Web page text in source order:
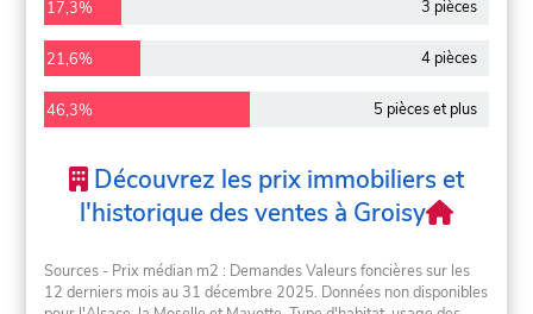
17,3% 3 pièces
21,6% 4 pièces
46,3% 5 pièces et plus
Découvrez les prix immobiliers et
l'historique des ventes à Groisy
Sources - Prix médian m2 : Demandes Valeurs foncières sur les
12 derniers mois au 31 décembre 2025. Données non disponibles